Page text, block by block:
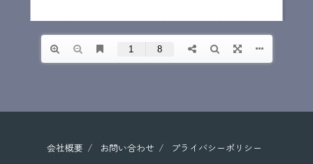
会社概要 お問い合わせ プライバシーポリシー